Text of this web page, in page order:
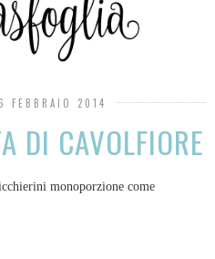
FEBBRAIO 2014
DI CAVOLFIORE
monoporzione come